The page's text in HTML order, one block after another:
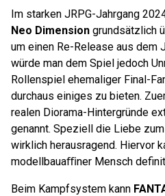
Im starken JRPG-Jahrgang
Neo Dimension grundsätzlich
um einen Re-Release aus dem
würde man dem Spiel jedoch
Rollenspiel ehemaliger Final-
durchaus einiges zu bieten.
realen Diorama-Hintergründe
genannt. Speziell die Liebe
wirklich herausragend. Hiervor
modellbauaﬃner Mensch
Beim Kampfsystem kann